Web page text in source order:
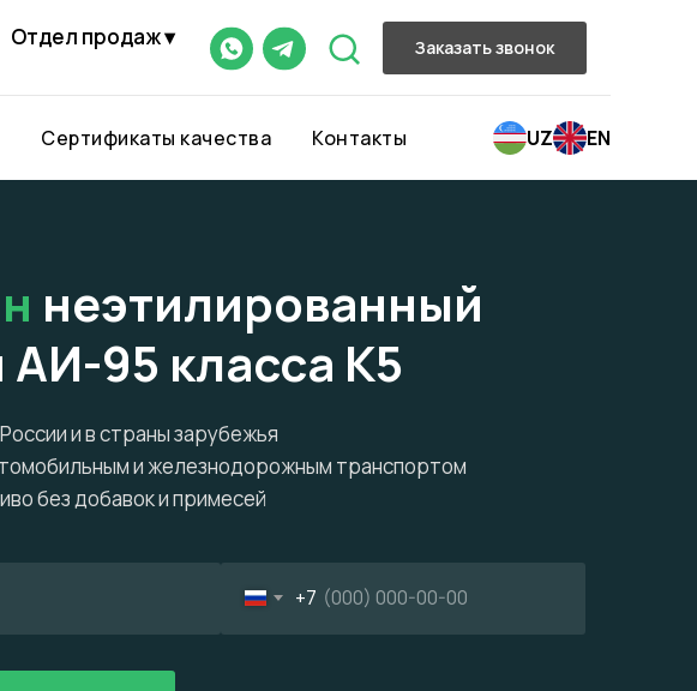
Заказать звонок
Отдел продаж ▾
UZ EN
Сертификаты качества Контакты
неэтилированный
95 класса К5
и в страны зарубежья
и железнодорожным транспортом
без добавок и примесей
+7